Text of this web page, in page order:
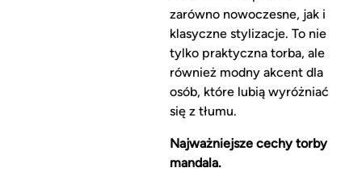
zarówno nowoczesne, jak i
klasyczne stylizacje. To nie
tylko praktyczna torba, ale
również modny akcent dla
osób, które lubią wyróżniać
się z tłumu.
Najważniejsze cechy torby
mandala.